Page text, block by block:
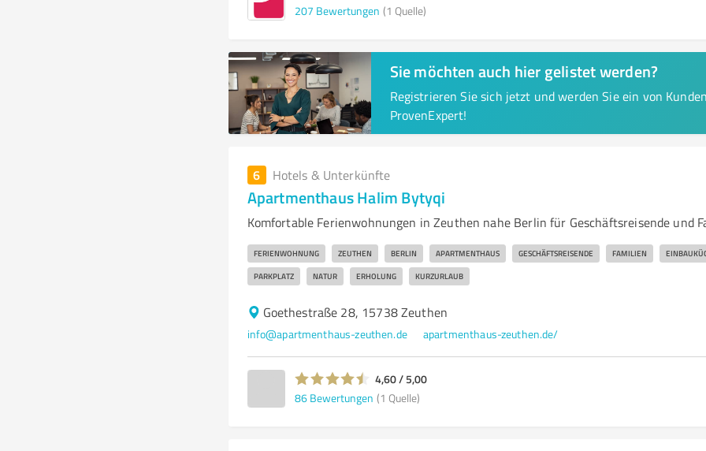
207 Bewertungen (1 Quelle)
Sie möchten auch hier gelistet werden?
Registrieren Sie sich jetzt und werden Sie ein von
ProvenExpert!
6 Hotels & Unterkünfte
Apartmenthaus Halim Bytyqi
Komfortable Ferienwohnungen in Zeuthen nahe Berlin für Geschäftsreisende und
FERIENWOHNUNG ZEUTHEN BERLIN APARTMENTHAUS GESCHÄFTSREISENDE FAMILIEN
PARKPLATZ NATUR ERHOLUNG KURZURLAUB
Goethestraße 28, 15738 Zeuthen
info@apartmenthaus-zeuthen.de apartmenthaus-zeuthen.de/
4,60 / 5,00
86 Bewertungen (1 Quelle)